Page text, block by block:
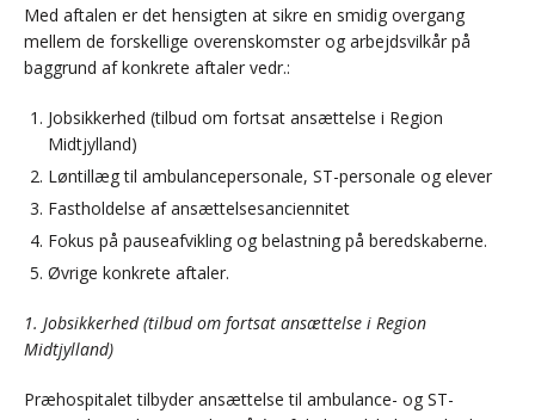
Med aftalen er det hensigten at sikre en smidig overgang
mellem de forskellige overenskomster og arbejdsvilkår på
baggrund af konkrete aftaler vedr.:
Jobsikkerhed (tilbud om fortsat ansættelse i Region
Midtjylland)
Løntillæg til ambulancepersonale, ST-personale og elever
Fastholdelse af ansættelsesanciennitet
Fokus på pauseafvikling og belastning på beredskaberne.
Øvrige konkrete aftaler.
1. Jobsikkerhed (tilbud om fortsat ansættelse i Region
Midtjylland)
Præhospitalet tilbyder ansættelse til ambulance- og ST-